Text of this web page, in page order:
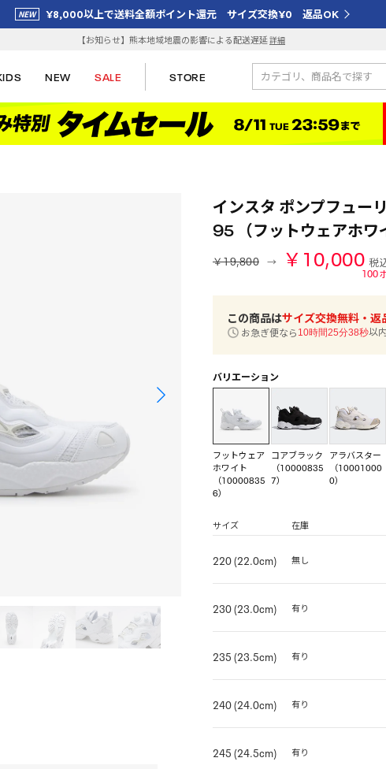
¥8,000以上で送料全額ポイント還元 サイズ交換¥0 返品OK
【お知らせ】熊本地域地震の影響による配送遅延詳細
NEW SALE STORE
インスタ ポンプフュー
95 （フットウェアホワ
￥19,800 ￥10,000 税
100
この商品はサイズ交換無料・返
お急ぎ便なら 10時間25分37秒以内
バリエーション
フットウェア
ホワイト
（10000835
6）
コアブラック
（10000835
7）
アラバスター
（10001000
0）
サイズ 在庫
220 (22.0cm) 無し
230 (23.0cm) 有り
235 (23.5cm) 有り
240 (24.0cm) 有り
245 (24.5cm) 有り